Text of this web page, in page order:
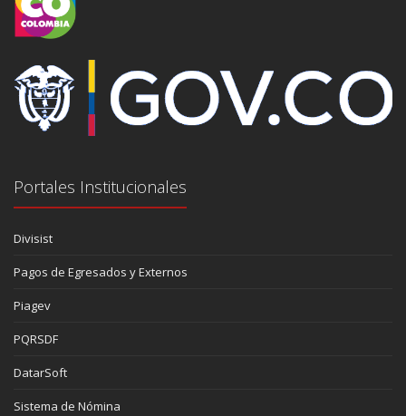
Portales Institucionales
Divisist
Pagos de Egresados y Externos
Piagev
PQRSDF
DatarSoft
Sistema de Nómina